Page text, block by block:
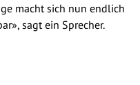
macht sich nun endlich
sagt ein Sprecher.